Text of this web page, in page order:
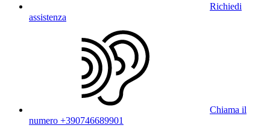
Richiedi
assistenza
Chiama il
numero +390746689901